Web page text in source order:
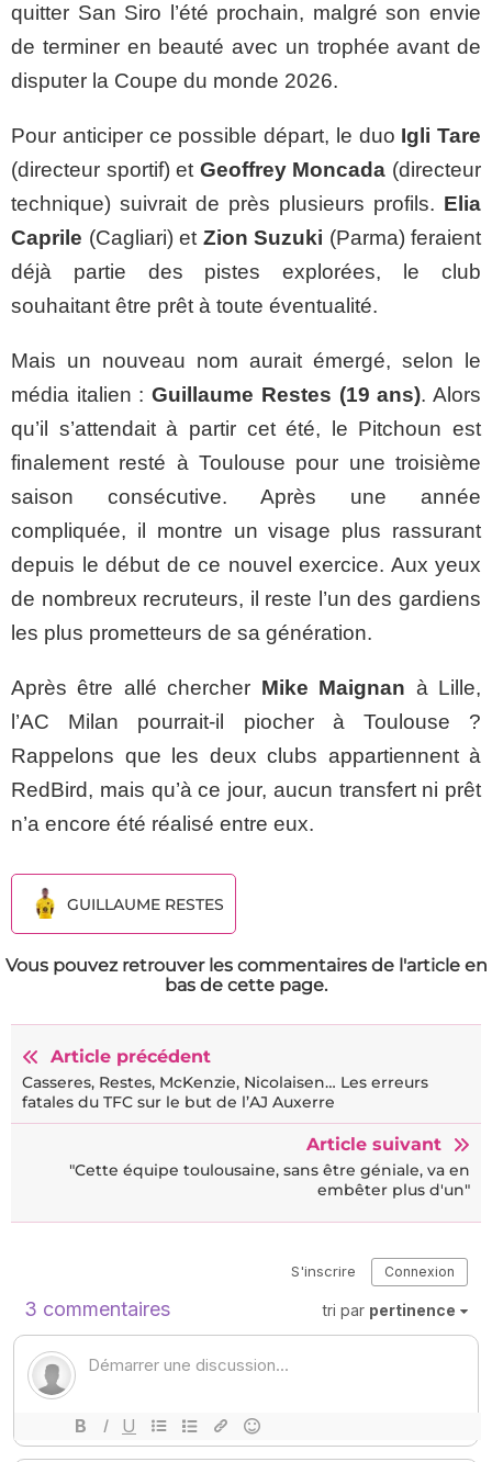
quitter San Siro l’été prochain, malgré son envie
de terminer en beauté avec un trophée avant de
disputer la Coupe du monde 2026.
Pour anticiper ce possible départ, le duo Igli Tare
(directeur sportif) et Geoffrey Moncada (directeur
technique) suivrait de près plusieurs profils. Elia
Caprile (Cagliari) et Zion Suzuki (Parma) feraient
déjà partie des pistes explorées, le club
souhaitant être prêt à toute éventualité.
Mais un nouveau nom aurait émergé, selon le
média italien :Guillaume Restes (19 ans). Alors
qu’il s’attendait à partir cet été, le Pitchoun est
finalement resté à Toulouse pour une troisième
saison consécutive. Après une année
compliquée, il montre un visage plus rassurant
depuis le début de ce nouvel exercice. Aux yeux
de nombreux recruteurs, il reste l’un des gardiens
les plus prometteurs de sa génération.
Après être allé chercher Mike Maignan à Lille,
l’AC Milan pourrait-il piocher à Toulouse ?
Rappelons que les deux clubs appartiennent à
RedBird, mais qu’à ce jour, aucun transfert ni prêt
n’a encore été réalisé entre eux.
GUILLAUME RESTES
Vous pouvez retrouver les commentaires de l'article en
bas de cette page.
Article précédent
Casseres, Restes, McKenzie, Nicolaisen… Les erreurs
fatales du TFC sur le but de l’AJ Auxerre
Article suivant
"Cette équipe toulousaine, sans être géniale, va en
embêter plus d'un"